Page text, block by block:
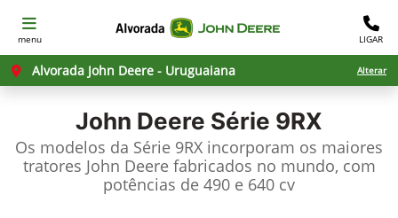
menu LIGAR
Alvorada John Deere - Uruguaiana Alterar
John Deere Série 9RX
Os modelos da Série 9RX incorporam os maiores
tratores John Deere fabricados no mundo, com
potências de 490 e 640 cv